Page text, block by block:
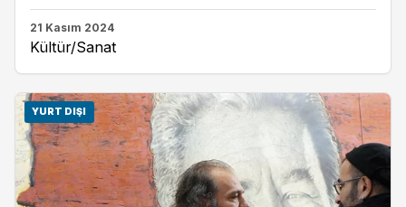
21 Kasım 2024
Kültür/Sanat
YURT DIŞI